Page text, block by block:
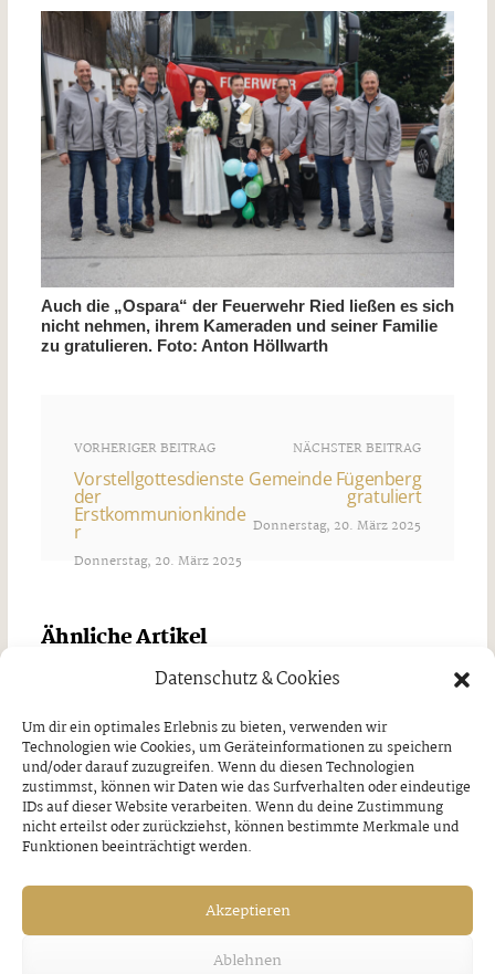
Datenschutz & Cookies
Um dir ein optimales Erlebnis zu bieten, verwenden wir
Technologien wie Cookies, um Geräteinformationen zu speichern
und/oder darauf zuzugreifen. Wenn du diesen Technologien
zustimmst, können wir Daten wie das Surfverhalten oder eindeutige
IDs auf dieser Website verarbeiten. Wenn du deine Zustimmung
nicht erteilst oder zurückziehst, können bestimmte Merkmale und
Funktionen beeinträchtigt werden.
Akzeptieren
Ablehnen
Auch die „Ospara“ der Feuerwehr Ried ließen es sich
nicht nehmen, ihrem Kameraden und seiner Familie
zu gratulieren. Foto: Anton Höllwarth
VORHERIGER BEITRAG
Vorstellgottesdienste
der
Erstkommunionkinde
r
Donnerstag, 20. März 2025
NÄCHSTER BEITRAG
Gemeinde Fügenberg
gratuliert
Donnerstag, 20. März 2025
Ähnliche Artikel